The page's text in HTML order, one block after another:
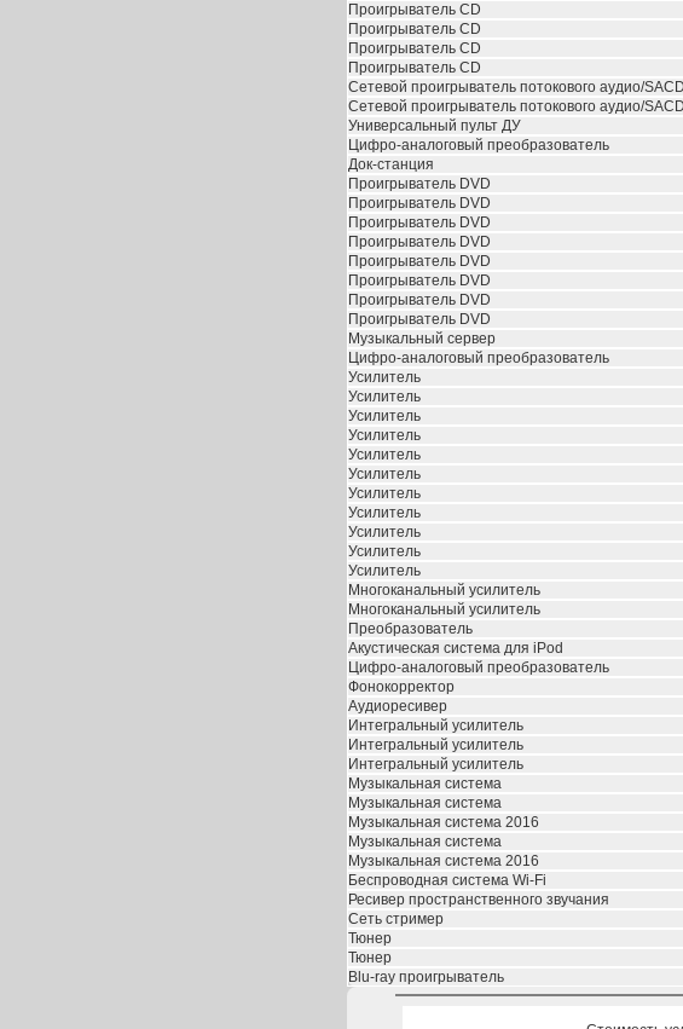
Проигрыватель CD
Проигрыватель CD
Проигрыватель CD
Проигрыватель CD
Сетевой проигрыватель потокового аудио/
Сетевой проигрыватель потокового аудио/
Универсальный пульт ДУ
Цифро-аналоговый преобразователь
Док-станция
Проигрыватель DVD
Проигрыватель DVD
Проигрыватель DVD
Проигрыватель DVD
Проигрыватель DVD
Проигрыватель DVD
Проигрыватель DVD
Проигрыватель DVD
Музыкальный сервер
Цифро-аналоговый преобразователь
Усилитель
Усилитель
Усилитель
Усилитель
Усилитель
Усилитель
Усилитель
Усилитель
Усилитель
Усилитель
Усилитель
Многоканальный усилитель
Многоканальный усилитель
Преобразователь
Акустическая система для iPod
Цифро-аналоговый преобразователь
Фонокорректор
Аудиоресивер
Интегральный усилитель
Интегральный усилитель
Интегральный усилитель
Музыкальная система
Музыкальная система
Музыкальная система 2016
Музыкальная система
Музыкальная система 2016
Беспроводная система Wi-Fi
Ресивер пространственного звучания
Сеть стример
Тюнер
Тюнер
Blu-ray проигрыватель